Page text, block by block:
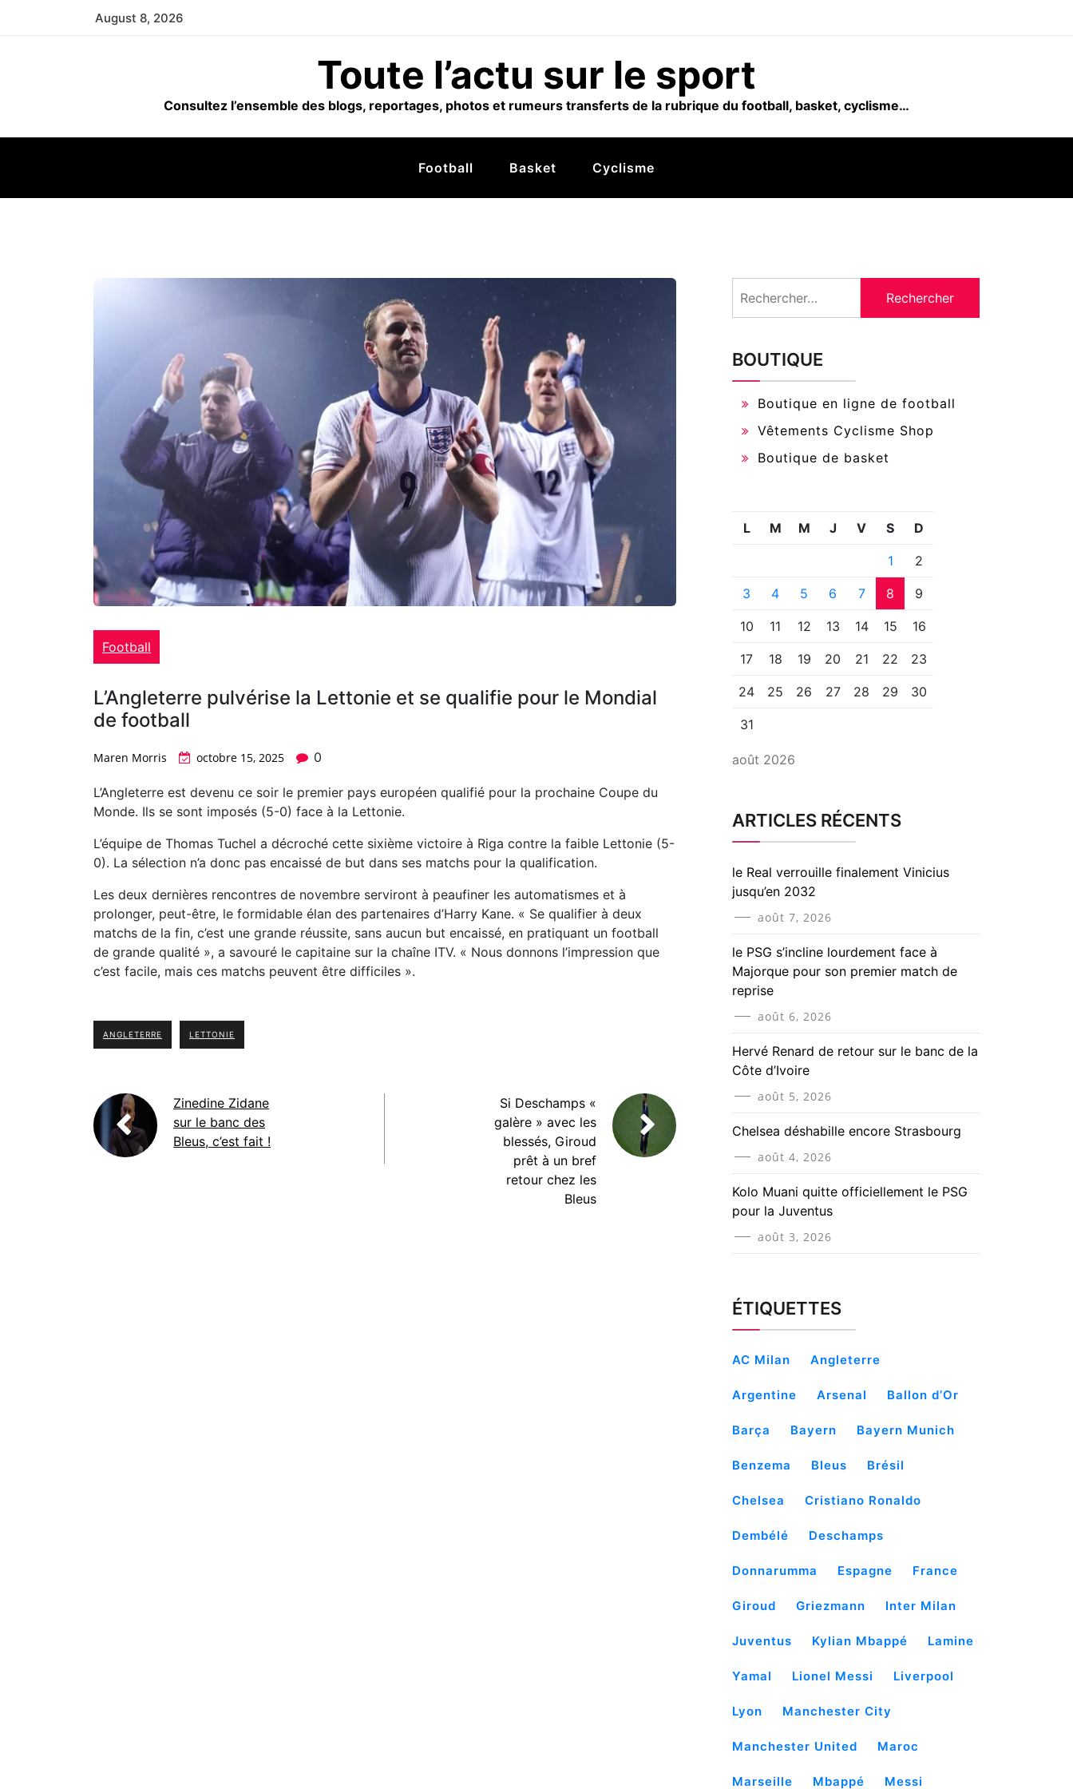
August 8, 2026
Toute l’actu sur le sport
Consultez l’ensemble des blogs, reportages, photos et rumeurs transferts de la rubrique du football, basket, cyclisme…
Football Basket Cyclisme
Football
L’Angleterre pulvérise la Lettonie et se qualifie pour le Mondial
de football
Maren Morris octobre 15, 2025 0
L’Angleterre est devenu ce soir le premier pays européen qualifié pour la prochaine Coupe du
Monde. Ils se sont imposés (5-0) face à la Lettonie.
L’équipe de Thomas Tuchel a décroché cette sixième victoire à Riga contre la faible Lettonie (5-
0). La sélection n’a donc pas encaissé de but dans ses matchs pour la qualification.
Les deux dernières rencontres de novembre serviront à peaufiner les automatismes et à
prolonger, peut-être, le formidable élan des partenaires d’Harry Kane. « Se qualifier à deux
matchs de la fin, c’est une grande réussite, sans aucun but encaissé, en pratiquant un football
de grande qualité », a savouré le capitaine sur la chaîne ITV. « Nous donnons l’impression que
c’est facile, mais ces matchs peuvent être difficiles ».
ANGLETERRE LETTONIE
Zinedine Zidane
sur le banc des
Bleus, c’est fait !
Si Deschamps «
galère » avec les
blessés, Giroud
prêt à un bref
retour chez les
Bleus
BOUTIQUE
Boutique en ligne de football
Vêtements Cyclisme Shop
Boutique de basket
août 2026
L M M J V S D
1 2
3 4 5 6 7 8 9
10 11 12 13 14 15 16
17 18 19 20 21 22 23
24 25 26 27 28 29 30
31
ARTICLES RÉCENTS
le Real verrouille finalement Vinicius
jusqu’en 2032
août 7, 2026
le PSG s’incline lourdement face à
Majorque pour son premier match de
reprise
août 6, 2026
Hervé Renard de retour sur le banc de la
Côte d’Ivoire
août 5, 2026
Chelsea déshabille encore Strasbourg
août 4, 2026
Kolo Muani quitte officiellement le PSG
pour la Juventus
août 3, 2026
ÉTIQUETTES
AC Milan Angleterre
Argentine Arsenal Ballon d’Or
Barça Bayern Bayern Munich
Benzema Bleus Brésil
Chelsea Cristiano Ronaldo
Dembélé Deschamps
Donnarumma Espagne France
Giroud Griezmann Inter Milan
Juventus Kylian Mbappé Lamine
Yamal Lionel Messi Liverpool
Lyon Manchester City
Manchester United Maroc
Marseille Mbappé Messi